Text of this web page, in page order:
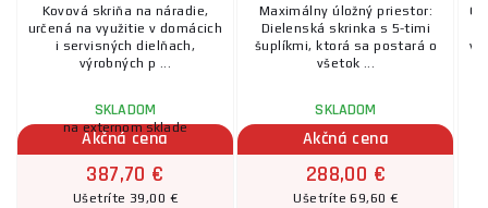
Kovová skriňa na náradie,
určená na využitie v domácich
i servisných dielňach,
výrobných p ...
SKLADOM
na externom sklade
Akčná cena
387,70 €
Ušetríte 39,00 €
Maximálny úložný priestor:
Dielenská skrinka s 5-timi
šuplíkmi, ktorá sa postará o
všetok ...
SKLADOM
Akčná cena
288,00 €
Ušetríte 69,60 €